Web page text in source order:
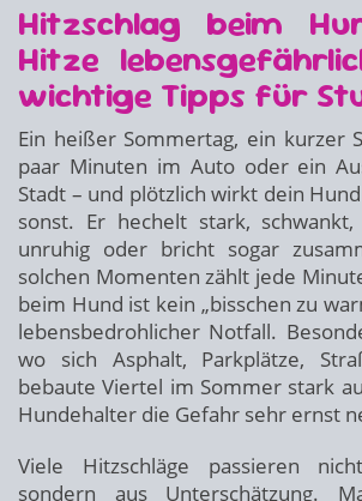
Hitzschlag beim
Hitze
wichtige Tipps für
Ein heißer Sommertag, ein kurzer
paar Minuten im Auto oder ein
Stadt – und plötzlich wirkt dein
sonst. Er hechelt stark,
unruhig oder bricht sogar
solchen Momenten zählt jede
beim Hund ist kein „bisschen zu
lebensbedrohlicher Notfall.
wo sich Asphalt, Parkplätze,
bebaute Viertel im Sommer stark
Hundehalter die Gefahr sehr ernst
Viele Hitzschläge passieren
sondern aus Unterschätzung.